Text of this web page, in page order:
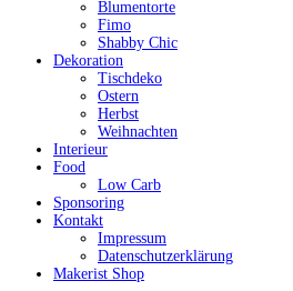
Blumentorte
Fimo
Shabby Chic
Dekoration
Tischdeko
Ostern
Herbst
Weihnachten
Interieur
Food
Low Carb
Sponsoring
Kontakt
Impressum
Datenschutzerklärung
Makerist Shop